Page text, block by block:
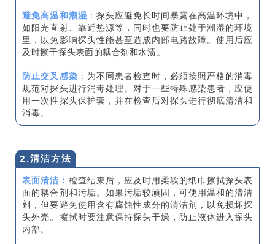
避免高温和潮湿 ： 探头应避免长时间暴露在高温环境中，
如阳光直射、靠近热源等，同时也要防止处于潮湿的环境
里，以免影响探头性能甚至造成内部电路故障。使用后应
及时擦干探头表面的耦合剂和水渍。
防止交叉感染 ： 为不同患者检查时，必须按照严格的消毒
规范对探头进行消毒处理。对于一些特殊感染患者，应使
用一次性探头保护套，并在检查后对探头进行彻底清洁和
消毒。
2.清洁方法
表面清洁： 检查结束后，应及时用柔软的纸巾擦拭探头表
面的耦合剂和污垢。如果污垢较顽固，可使用温和的清洁
剂，但要避免使用含有腐蚀性成分的清洁剂，以免损坏探
头外壳。擦拭时要注意保持探头干燥，防止液体进入探头
内部。